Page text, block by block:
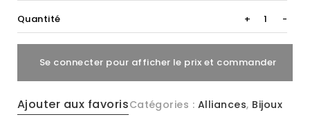
Quantité
R102
quantity
+ -
Se connecter pour afficher le prix et commander
Ajouter aux favorisCatégories : Alliances, Bijoux